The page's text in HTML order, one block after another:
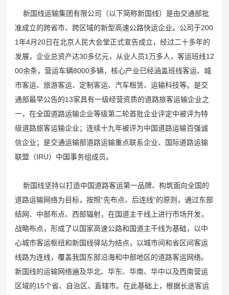
新国线运输集团有限公司（以下简称新国线）是由交通部批
准成立的跨省市、跨区域的新型高速公路快运企业。公司于200
1年4月20日在北京人民大会堂正式宣告成立，经过二十多年的
发展，企业总资产达30多亿元，从业人员1万多人，客运班线12
00余条，营运车辆8000多辆，核心产业已经涵盖班线客运、城
市客运、旅游客运、定制客运、汽车租赁、运输科技等。是交
通部最早公告的13家具有一级经营资质的道路旅客运输企业之
一，在全国道路运输企业等级第二轮首批企业评定中被评为特
级道路旅客运输企业；连续十九年被评为中国道路运输百强诚
信企业；是交通运输部道路运输重点联系企业、国际道路运输
联盟（IRU）中国事务组成员。
新国线坚持以打造中国道路客运第一品牌、构筑面向全国的
道路运输网络为目标，按照“先布点、后连线”的原则，通过东部
结网、中部布点、西部辐射，在国道主干线上进行市场开发，
战略布点，形成了以国家高速公路和国道主干线为基础，以中
心城市客运枢纽和新国线驿站为结点，以城市间和省区间客运
线路为连线，覆盖我国东部沿海和中部地区的道路客运网络。
新国线的运输网络遍及华北、华东、华南、华中以及西南营运
区域的15个省、自治区、直辖市。在此基础上，根据长途客运